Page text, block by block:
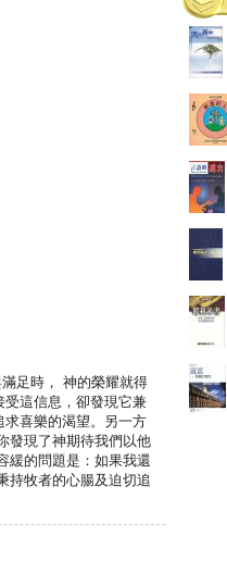
足時， 神的榮耀就得
這信息，卻發現它兼
喜樂的渴望。另一方
發現了神期待我們以他
緩的問題是：如果我還
持牧者的心腸及迫切追